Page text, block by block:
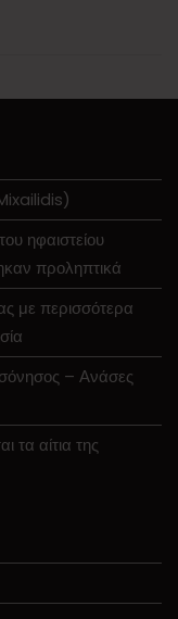
ηφαιστείου
προληπτικά
με περισσότερα
– Ανάσες
τα αίτια της